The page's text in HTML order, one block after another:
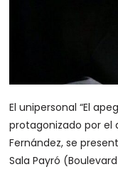
El unipersonal “El
protagonizado por el
Fernández, se
Sala Payró